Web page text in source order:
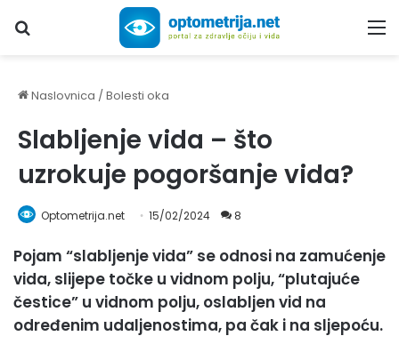
Upiši traženi pojam...
Naslovnica /Bolesti oka
Slabljenje vida – što
uzrokuje pogoršanje vida?
Optometrija.net 15/02/2024 8
Pojam “slabljenje vida” se odnosi na zamućenje
vida, slijepe točke u vidnom polju, “plutajuće
čestice” u vidnom polju, oslabljen vid na
određenim udaljenostima, pa čak i na sljepoću.